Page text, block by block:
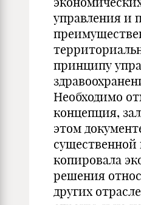
управления и
принципу
Необходимо
концепция,
этом
существенной
копировала
решения
других